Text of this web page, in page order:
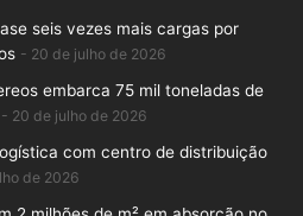
seis vezes mais cargas por
20 de julho de 2026
embarca 75 mil toneladas de
20 de julho de 2026
com centro de distribuição
de 2026